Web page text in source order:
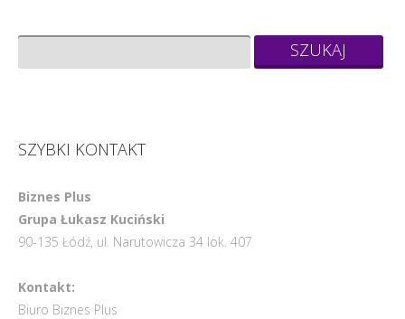
SZYBKI KONTAKT
Biznes Plus
Grupa Łukasz Kuciński
90-135 Łódź, ul. Narutowicza 34 lok. 407
Kontakt:
Biuro Biznes Plus